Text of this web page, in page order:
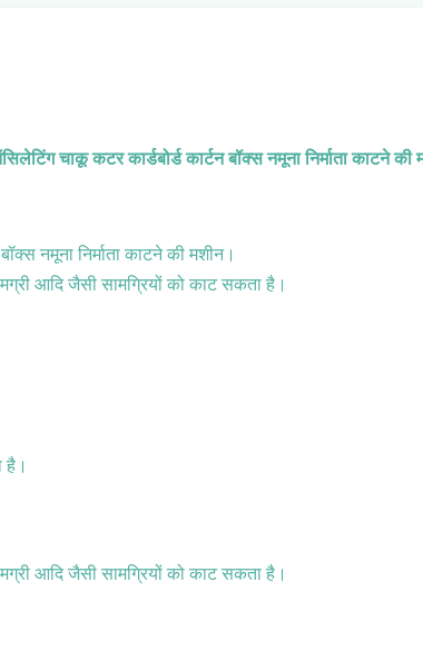
चाकू कटर कार्डबोर्ड कार्टन बॉक्स नमूना निर्माता काटने की
नमूना निर्माता काटने की मशीन।
आदि जैसी सामग्रियों को काट सकता है।
है।
आदि जैसी सामग्रियों को काट सकता है।